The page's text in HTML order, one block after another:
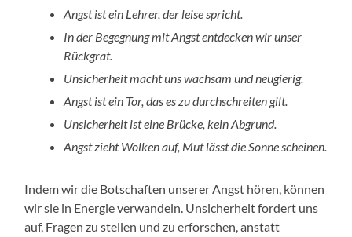
Angst ist ein Lehrer, der leise spricht.
In der Begegnung mit Angst entdecken wir unser
Rückgrat.
Unsicherheit macht uns wachsam und neugierig.
Angst ist ein Tor, das es zu durchschreiten gilt.
Unsicherheit ist eine Brücke, kein Abgrund.
Angst zieht Wolken auf, Mut lässt die Sonne scheinen.
Indem wir die Botschaften unserer Angst hören, können
wir sie in Energie verwandeln. Unsicherheit fordert uns
auf, Fragen zu stellen und zu erforschen, anstatt